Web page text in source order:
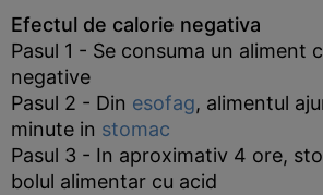
Efectul de calorie negativa
Pasul 1 - Se consuma un aliment
negative
Pasul 2 - Din esofag, alimentul
minute in stomac
Pasul 3 - In aproximativ 4 ore,
bolul alimentar cu acid